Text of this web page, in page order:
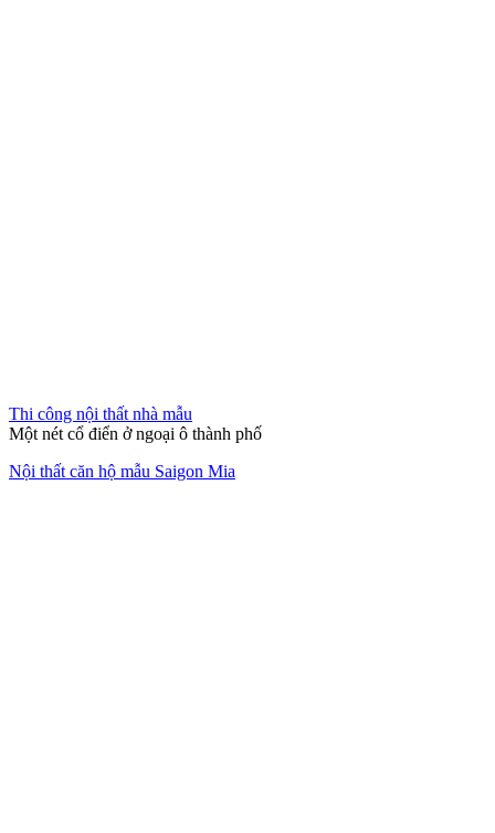
Thi công nội thất nhà mẫu
Một nét cổ điển ở ngoại ô thành phố
Nội thất căn hộ mẫu Saigon Mia